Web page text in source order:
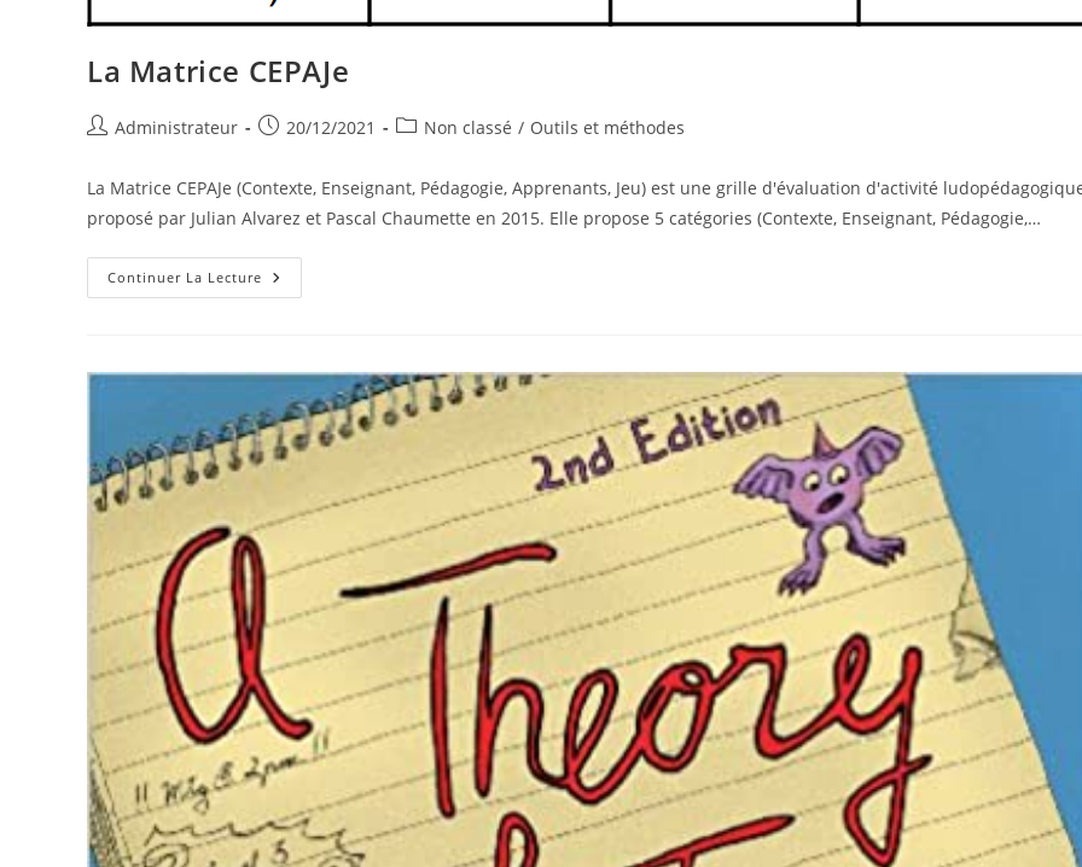
La Matrice CEPAJe
Auteur/autrice
la
publication :
Administrateur
Publication
20/12/2021
PostNon classé / Outils et méthodes
La Matrice CEPAJe (Contexte, Enseignant, Pédagogie, Apprenants, Jeu) est une grille d'évaluation d'activité
proposé par Julian Alvarez et Pascal Chaumette en 2015. Elle propose 5 catégories (Contexte, Enseignant, Pédagogie,…
Continuer La Lecture La
Matrice